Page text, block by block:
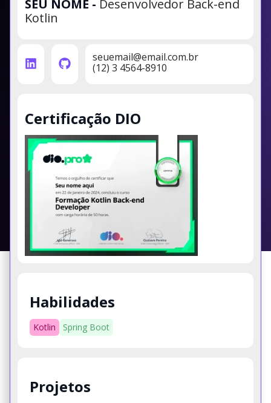
SEU NOME - Desenvolvedor Back-end
Kotlin
seuemail@email.com.br
(12) 3 4564-8910
Certificação DIO
Habilidades
Kotlin Spring Boot
Projetos